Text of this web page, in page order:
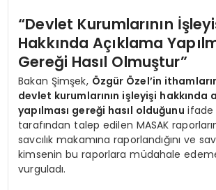
“Devlet Kurumlarının
Hakkında Açıklama
Gereği Hasıl Olmuştur”
Bakan Şimşek, Özgür Özel’in
devlet kurumlarının işleyişi hakkında
yapılması gereği hasıl olduğunu ifade
tarafından talep edilen MASAK
savcılık makamına raporlandığını ve
kimsenin bu raporlara müdahale
vurguladı.